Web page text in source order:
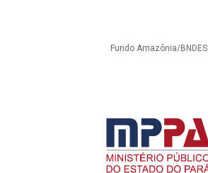
Fundo Amazônia/BNDES